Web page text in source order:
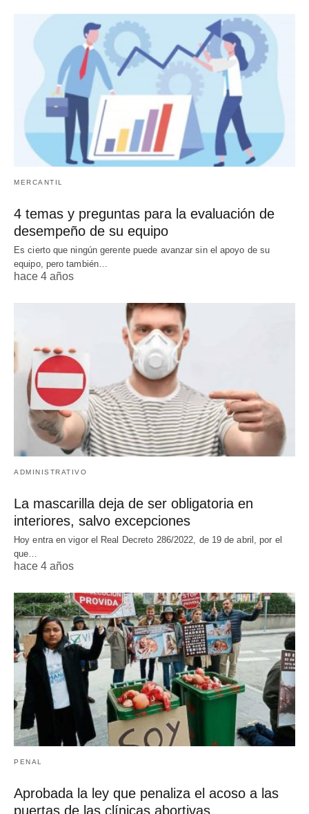
MERCANTIL
4 temas y preguntas para la evaluación de
desempeño de su equipo
Es cierto que ningún gerente puede avanzar sin el apoyo de su
equipo, pero también…
hace 4 años
ADMINISTRATIVO
La mascarilla deja de ser obligatoria en
interiores, salvo excepciones
Hoy entra en vigor el Real Decreto 286/2022, de 19 de abril, por el
que…
hace 4 años
PENAL
Aprobada la ley que penaliza el acoso a las
puertas de las clínicas abortivas